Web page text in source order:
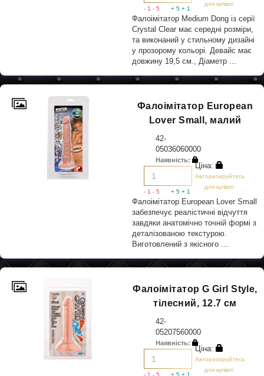
+ 1
- 1 - 5 + 5
для купівлі
Фалоімітатор Medium Dong із серії
Crystal Clear має середні розміри,
та виконаний у стильному дизайні
у прозорому кольорі. Девайс має
довжину 19,5 см., Діаметр ...
Фалоімітатор European
Lover Small, малий
42-
05036060000
Наявність:
+ 1
- 1 - 5 + 5
Ціна:
Авторизируйтесь
для купівлі
Фалоімітатор European Lover Small
забезпечує реалістичні відчуття
завдяки анатомічно точній формі з
деталізованою текстурою.
Виготовлений з якісного ...
Фалоімітатор G Girl Style,
тілесний, 12.7 см
42-
05207560000
Наявність:
+ 1
- 1 - 5 + 5
Ціна:
Авторизируйтесь
для купівлі